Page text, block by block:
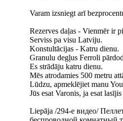
Varam izsniegt arī
Rezerves daļas - Vienmēr ir
Serviss pa visu Latviju.
Konstultācijas - Katru dienu.
Granulu degļus Ferroli
Es strādāju katru dienu.
Mēs atrodamies 500 metru
Lūdzu, apmeklējiet manu
Jūs esat Varonis, ja esat
Liepāja /294-е видео/